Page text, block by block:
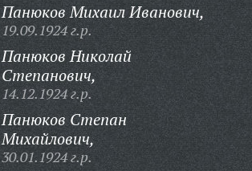
Панюков Михаил Иванович,
19.09.1924 г.р.
Панюков Николай
Степанович,
14.12.1924 г.р.
Панюков Степан
Михайлович,
30.01.1924 г.р.